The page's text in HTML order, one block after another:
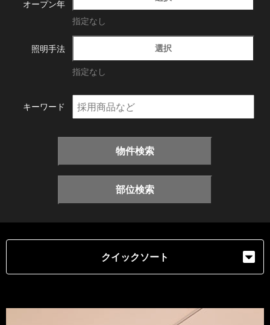
オープン年
指定なし
照明手法 選択
指定なし
キーワード
物件検索
部位検索
クイックソート